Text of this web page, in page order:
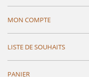
MON COMPTE
LISTE DE SOUHAITS
PANIER